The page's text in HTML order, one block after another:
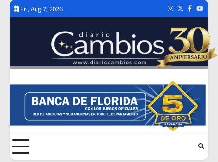
Skip
Fri, Aug 7, 2026 Instagram
TwitterFacebook